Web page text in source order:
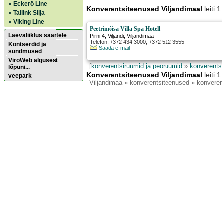
» Eckerö Line
» Tallink Silja
» Viking Line
Laevaliiklus saartele
Kontserdid ja
sündmused
ViroWeb algusest
lõpuni...
veepark
Konverentsiteenused Viljandimaal leiti
Peetrimõisa Villa Spa Hotell
Pirni 4 ,Viljandi , Viljandimaa
Telefon: +372 434 3000, +372 512 3555
Saada e-mail
[konverentsiruumid ja peoruumid»
Konverentsiteenused Viljandimaal leiti
Viljandimaa» konverentsiteenused »